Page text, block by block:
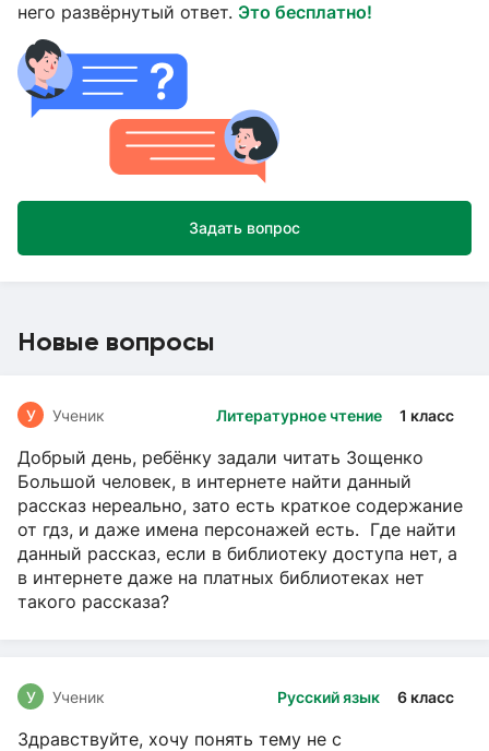
него развёрнутый ответ. Это бесплатно!
Задать вопрос
Новые вопросы
Литературное чтение 1 класс
У Ученик
Добрый день, ребёнку задали читать Зощенко
Большой человек, в интернете найти данный
рассказ нереально, зато есть краткое содержание
от гдз, и даже имена персонажей есть. Где найти
данный рассказ, если в библиотеку доступа нет, а
в интернете даже на платных библиотеках нет
такого рассказа?
Русский язык 6 класс
У Ученик
Здравствуйте, хочу понять тему не с